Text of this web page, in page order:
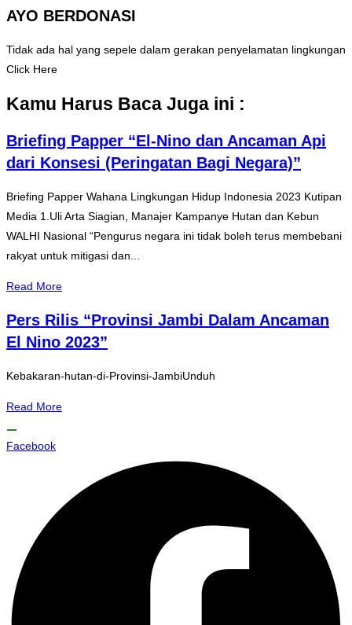
AYO BERDONASI
Tidak ada hal yang sepele dalam gerakan penyelamatan lingkungan
Click Here
Kamu Harus Baca Juga ini :
Briefing Papper “El-Nino dan Ancaman Api
dari Konsesi (Peringatan Bagi Negara)”
Briefing Papper Wahana Lingkungan Hidup Indonesia 2023 Kutipan
Media 1.Uli Arta Siagian, Manajer Kampanye Hutan dan Kebun
WALHI Nasional “Pengurus negara ini tidak boleh terus membebani
rakyat untuk mitigasi dan...
Read More
Pers Rilis “Provinsi Jambi Dalam Ancaman
El Nino 2023”
Kebakaran-hutan-di-Provinsi-JambiUnduh
Read More
Facebook